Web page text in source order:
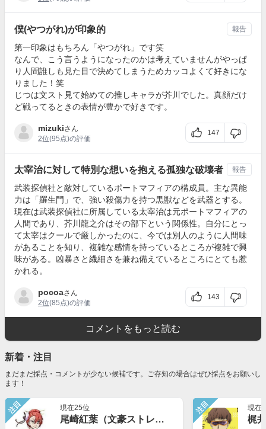
僕(やつがれ)が印象的
第一印象はもちろん「やつがれ」です笑
なんで、こう言うようになったのかは考えていませんがやっぱ
り人間誰しも見た目で決めてしまうためカッコよくて好きにな
りました！笑
じつは文スト見て始めての推しキャラが芥川でした。真顔だけ
ど戦ってるときの表情が豊かで好きです。
mizukiさん
2位(95点)の評価
147
報告
太宰治に対して特別な想いを抱える孤独な破壊者
武装探偵社と敵対しているポートマフィアの構成員。主な異能
力は「羅生門」で、強い殺傷力を持つ黒獣などを武器とする。
現在は武装探偵社に所属している太宰治は元ポートマフィアの
人間であり、芥川龍之介はその部下という関係性。自分にとっ
て太宰はクールで厳しかったのに、今では別人のように人間味
があることを知り、複雑な感情を持っているところが複雑で興
味がある。凶暴さと繊細さを兼ね備えているところにとても惹
かれる。
pocoaさん
2位(85点)の評価
143
報告
コメントをもっと読む
新着・注目
まだまだ採点・コメントが少ない候補です。ご存知の場合はぜひ採点をお願いし
ます！
注目 現在25位
尾崎紅葉（文豪ストレイドッグス）
注目 現在